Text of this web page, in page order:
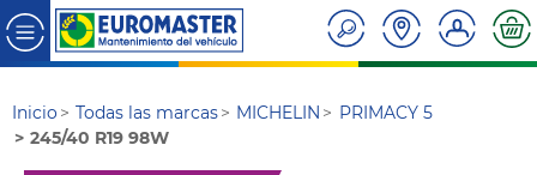
Inicio Todas las marcas MICHELIN
PRIMACY 5
245/40 R19 98W